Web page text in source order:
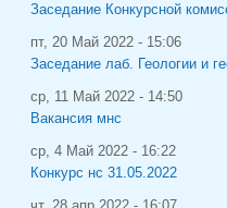
Заседание Конкурсной
пт, 20 Май 2022 - 15:06
Заседание лаб. Геологии и
ср, 11 Май 2022 - 14:50
Вакансия мнс
ср, 4 Май 2022 - 16:22
Конкурс нс 31.05.2022